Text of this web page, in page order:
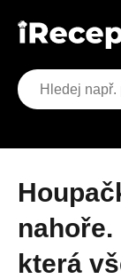
Houpačka se zlomila s lidmi
která